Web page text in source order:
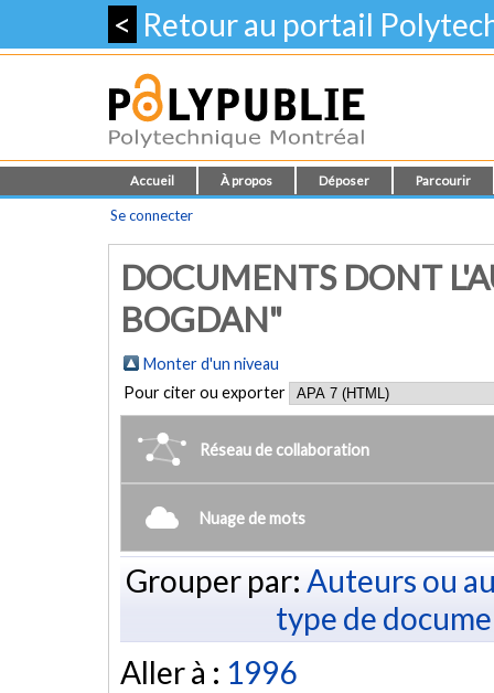
< Retour au portail
Accueil À propos Déposer Parcourir
Se connecter
DOCUMENTS DONT
BOGDAN"
Monter d'un niveau
Pour citer ou exporter
Réseau de collaboration
Nuage de mots
Grouper par: Auteurs ou
type de
Aller à : 1996